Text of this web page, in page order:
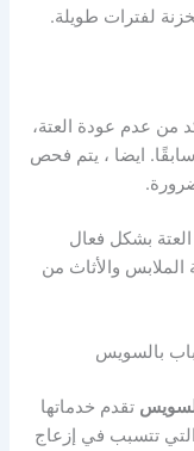
لفترات طويلة.
من عدم عودة العتة،
ايضا ، يتم فحص
بشكل فعال
والأثاث من
تقدم خدماتها
تتسبب في إزعاج